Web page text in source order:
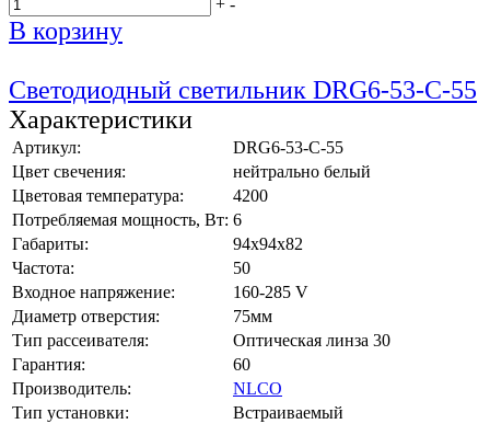
В корзину
Светодиодный светильник DRG6-53-C-55
Характеристики
Артикул:
DRG6-53-C-55
Цвет свечения:
нейтрально белый
Цветовая температура:
4200
Потребляемая мощность, Вт: 6
Габариты:
94x94x82
Частота:
50
Входное напряжение:
160-285 V
Диаметр отверстия:
75мм
Тип рассеивателя:
Оптическая линза 30
Гарантия:
60
Производитель:
NLCO
Тип установки:
Встраиваемый